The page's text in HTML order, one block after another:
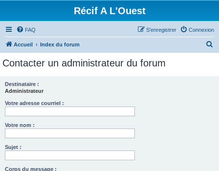
Récif A L'Ouest
FAQ Connexion
S’enregistrer
Accueil Index du forum
Contacter un administrateur du forum
Destinataire :
Administrateur
Votre adresse courriel :
Votre nom :
Sujet :
Corps du message :